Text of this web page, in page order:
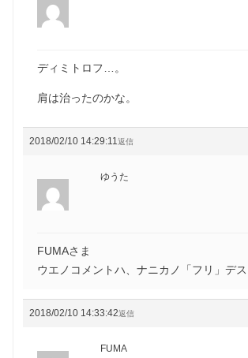
ディミトロフ…。
肩は治ったのかな。
2018/02/10 14:29:11返信
ゆうた
FUMAさま
ウエノコメントハ、ナニカノ「フリ」デ
2018/02/10 14:33:42返信
FUMA